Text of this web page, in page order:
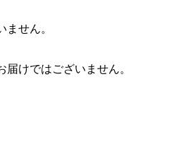
ません。
届けではございません。